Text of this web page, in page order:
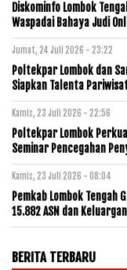
Diskominfo Lombok
Waspadai Bahaya Judi
Jumat, 24 Juli 2026 - 23:22
Poltekpar Lombok dan
Siapkan Talenta
Kamis, 23 Juli 2026 - 22:56
Poltekpar Lombok
Seminar Pencegahan
Kamis, 23 Juli 2026 - 08:04
Pemkab Lombok Tengah
15.882 ASN dan
BERITA TERBARU